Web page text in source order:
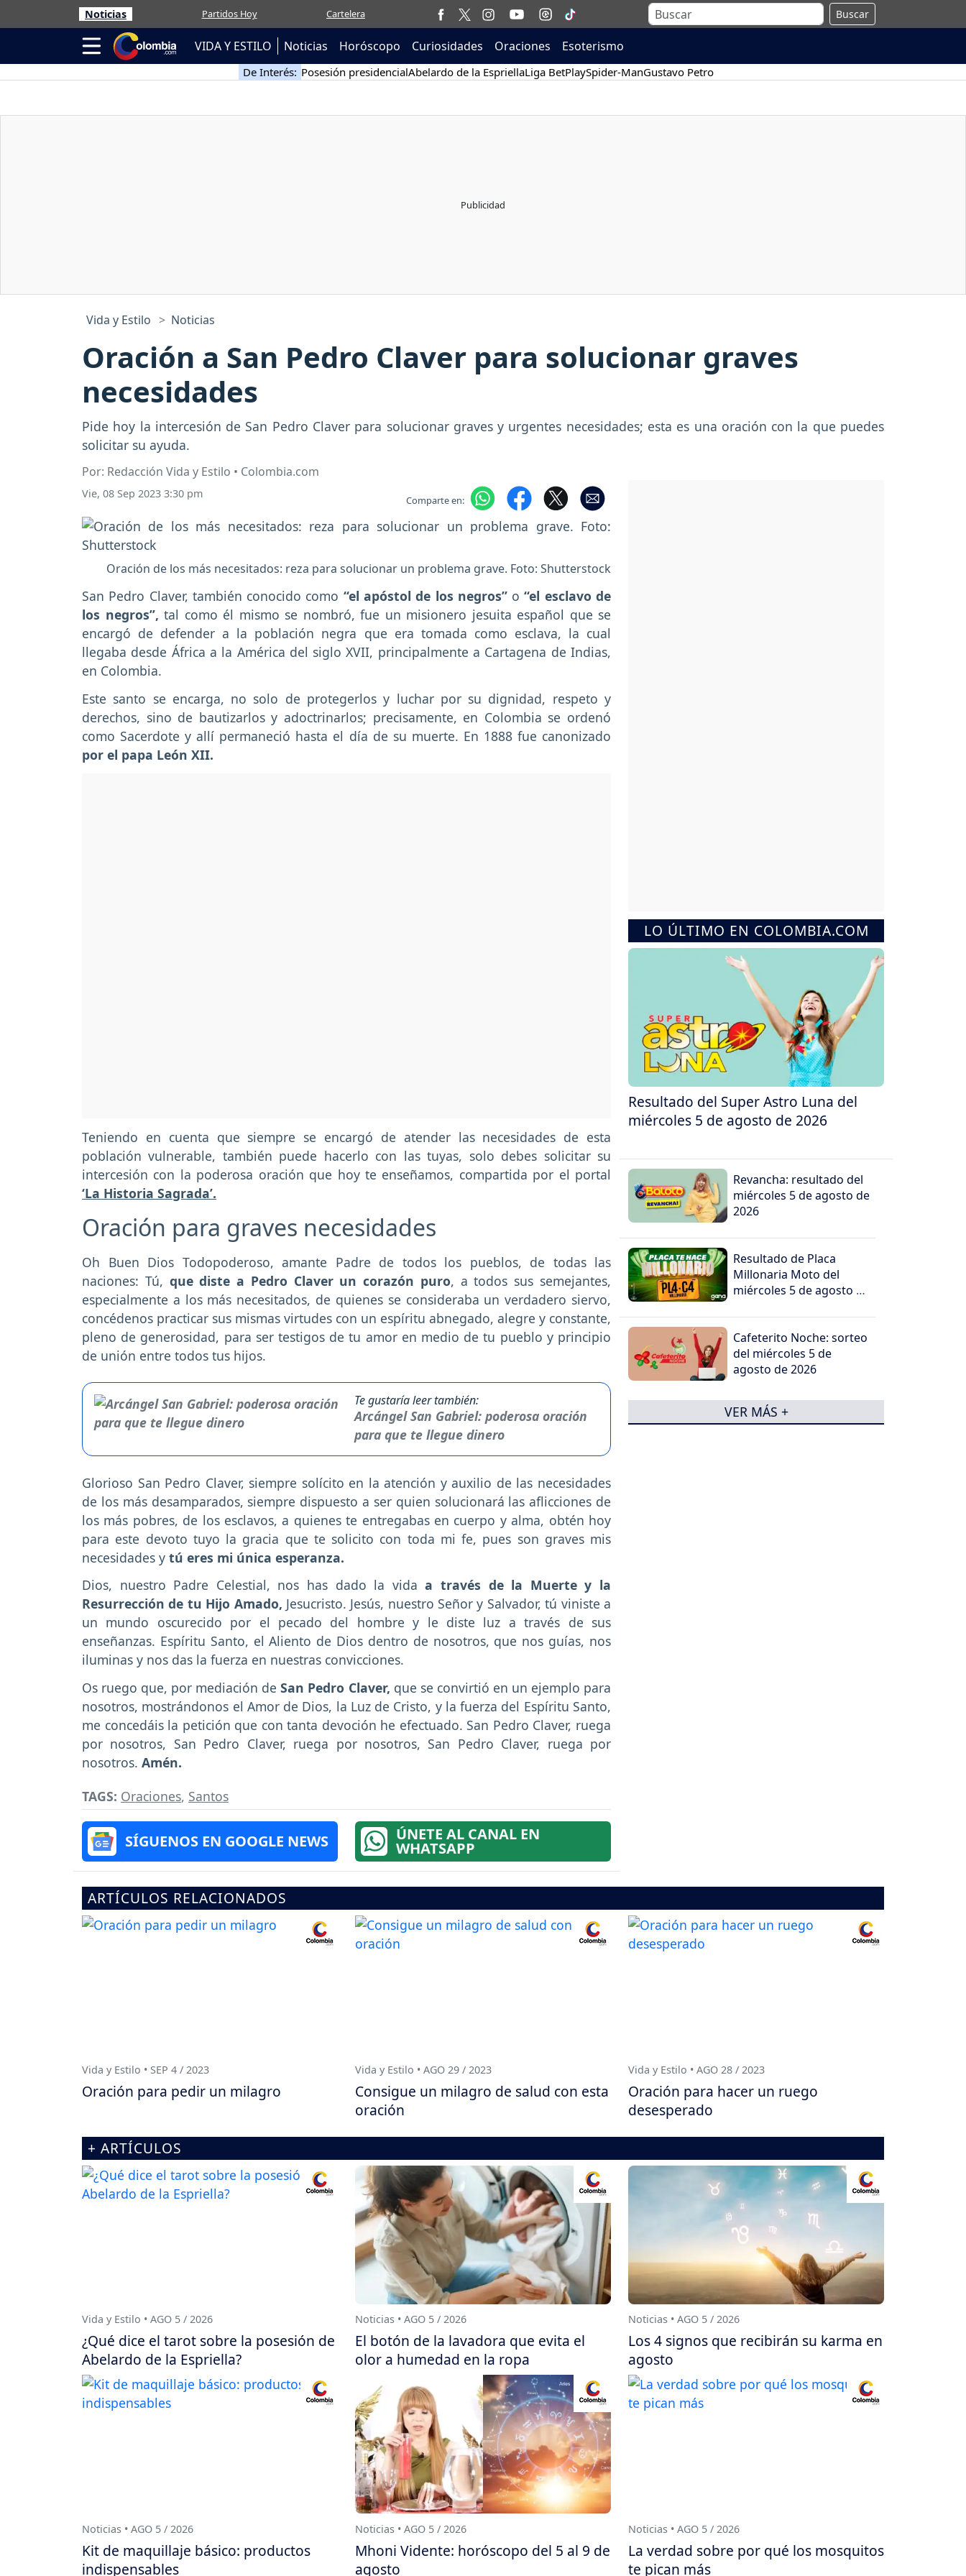
Noticias Partidos Hoy Cartelera Buscar
VIDA Y ESTILO Noticias Horóscopo Curiosidades Oraciones Esoterismo
De Interés: Posesión presidencialAbelardo de la EspriellaLiga BetPlaySpider-ManGustavo Petro
Vida y Estilo Noticias
Oración a San Pedro Claver para solucionar graves
necesidades
Pide hoy la intercesión de San Pedro Claver para solucionar graves y urgentes necesidades; esta es una oración con la que puedes
solicitar su ayuda.
Por: Redacción Vida y Estilo • Colombia.com
Vie, 08 Sep 2023 3:30 pm Comparte en:
Oración de los más necesitados: reza para solucionar un problema grave. Foto: Shutterstock
San Pedro Claver, también conocido como “el apóstol de los negros”o“el esclavo de
los negros”, tal como él mismo se nombró, fue un misionero jesuita español que se
encargó de defender a la población negra que era tomada como esclava, la cual
llegaba desde África a la América del siglo XVII, principalmente a Cartagena de Indias,
en Colombia.
Este santo se encarga, no solo de protegerlos y luchar por su dignidad, respeto y
derechos, sino de bautizarlos y adoctrinarlos; precisamente, en Colombia se ordenó
como Sacerdote y allí permaneció hasta el día de su muerte. En 1888 fue canonizado
por el papa León XII.
Teniendo en cuenta que siempre se encargó de atender las necesidades de esta
población vulnerable, también puede hacerlo con las tuyas, solo debes solicitar su
intercesión con la poderosa oración que hoy te enseñamos, compartida por el portal
‘La Historia Sagrada’.
Oración para graves necesidades
Oh Buen Dios Todopoderoso, amante Padre de todos los pueblos, de todas las
naciones: Tú, que diste a Pedro Claver un corazón puro, a todos sus semejantes,
especialmente a los más necesitados, de quienes se consideraba un verdadero siervo,
concédenos practicar sus mismas virtudes con un espíritu abnegado, alegre y constante,
pleno de generosidad, para ser testigos de tu amor en medio de tu pueblo y principio
de unión entre todos tus hijos.
Te gustaría leer también:
Arcángel San Gabriel: poderosa oración
para que te llegue dinero
Glorioso San Pedro Claver, siempre solícito en la atención y auxilio de las necesidades
de los más desamparados, siempre dispuesto a ser quien solucionará las aflicciones de
los más pobres, de los esclavos, a quienes te entregabas en cuerpo y alma, obtén hoy
para este devoto tuyo la gracia que te solicito con toda mi fe, pues son graves mis
necesidades y tú eres mi única esperanza.
Dios, nuestro Padre Celestial, nos has dado la vidaa través de la Muerte y la
Resurrección de tu Hijo Amado, Jesucristo. Jesús, nuestro Señor y Salvador, tú viniste a
un mundo oscurecido por el pecado del hombre y le diste luz a través de sus
enseñanzas. Espíritu Santo, el Aliento de Dios dentro de nosotros, que nos guías, nos
iluminas y nos das la fuerza en nuestras convicciones.
Os ruego que, por mediación deSan Pedro Claver, que se convirtió en un ejemplo para
nosotros, mostrándonos el Amor de Dios, la Luz de Cristo, y la fuerza del Espíritu Santo,
me concedáis la petición que con tanta devoción he efectuado. San Pedro Claver, ruega
por nosotros, San Pedro Claver, ruega por nosotros, San Pedro Claver, ruega por
nosotros. Amén.
TAGS: Oraciones, Santos
SÍGUENOS EN GOOGLE NEWS ÚNETE AL CANAL EN
WHATSAPP
LO ÚLTIMO EN COLOMBIA.COM
Resultado del Super Astro Luna del
miércoles 5 de agosto de 2026
Revancha: resultado del
miércoles 5 de agosto de
2026
Resultado de Placa
Millonaria Moto del
miércoles 5 de agosto de
Cafeterito Noche: sorteo
del miércoles 5 de
agosto de 2026
VER MÁS +
ARTÍCULOS RELACIONADOS
Vida y Estilo • SEP 4 / 2023
Oración para pedir un milagro
Vida y Estilo • AGO 29 / 2023
Consigue un milagro de salud con esta
oración
Vida y Estilo • AGO 28 / 2023
Oración para hacer un ruego
desesperado
+ ARTÍCULOS
Vida y Estilo • AGO 5 / 2026
¿Qué dice el tarot sobre la posesión de
Abelardo de la Espriella?
Noticias • AGO 5 / 2026
El botón de la lavadora que evita el
olor a humedad en la ropa
Noticias • AGO 5 / 2026
Los 4 signos que recibirán su karma en
agosto
Noticias • AGO 5 / 2026
Kit de maquillaje básico: productos
indispensables
Noticias • AGO 5 / 2026
Mhoni Vidente: horóscopo del 5 al 9 de
agosto
Noticias • AGO 5 / 2026
La verdad sobre por qué los mosquitos
te pican más